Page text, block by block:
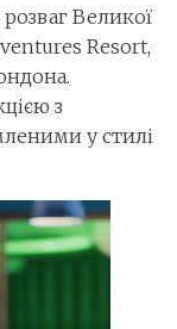
Великої
Resort,
з
у стилі